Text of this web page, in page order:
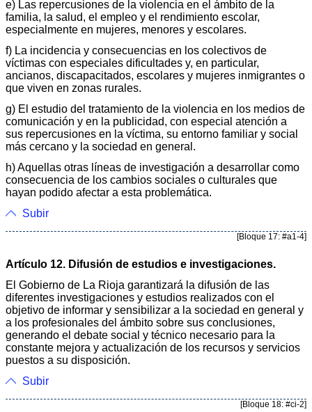
e) Las repercusiones de la violencia en el ámbito de la
familia, la salud, el empleo y el rendimiento escolar,
especialmente en mujeres, menores y escolares.
f) La incidencia y consecuencias en los colectivos de
víctimas con especiales dificultades y, en particular,
ancianos, discapacitados, escolares y mujeres inmigrantes o
que viven en zonas rurales.
g) El estudio del tratamiento de la violencia en los medios de
comunicación y en la publicidad, con especial atención a
sus repercusiones en la víctima, su entorno familiar y social
más cercano y la sociedad en general.
h) Aquellas otras líneas de investigación a desarrollar como
consecuencia de los cambios sociales o culturales que
hayan podido afectar a esta problemática.
Subir
[Bloque 17: #a1-4]
Artículo 12. Difusión de estudios e investigaciones.
El Gobierno de La Rioja garantizará la difusión de las
diferentes investigaciones y estudios realizados con el
objetivo de informar y sensibilizar a la sociedad en general y
a los profesionales del ámbito sobre sus conclusiones,
generando el debate social y técnico necesario para la
constante mejora y actualización de los recursos y servicios
puestos a su disposición.
Subir
[Bloque 18: #ci-2]